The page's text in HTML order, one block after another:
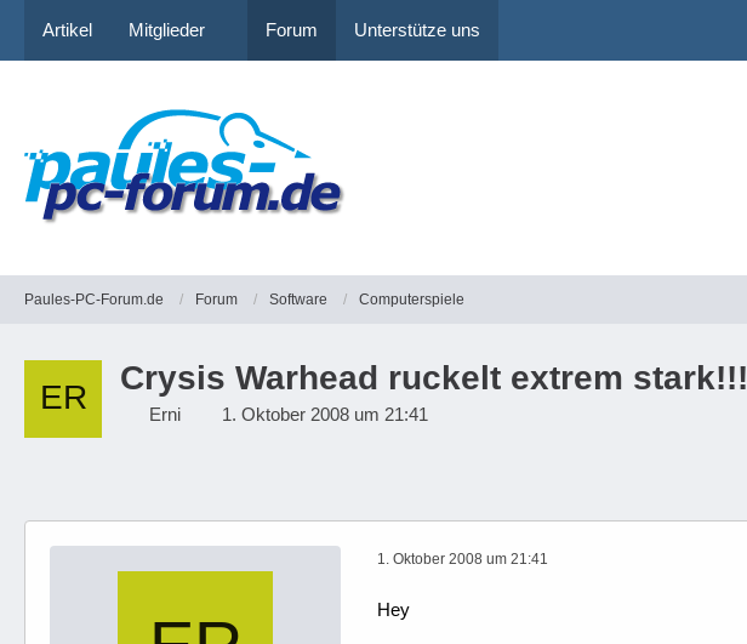
Artikel Mitglieder Forum Unterstütze uns
Paules-PC-Forum.de Forum Software Computerspiele
Crysis Warhead ruckelt extrem stark!!!
Erni 1. Oktober 2008 um 21:41
1. Oktober 2008 um 21:41
Hey